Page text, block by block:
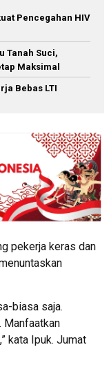
Pencegahan HIV
Tanah Suci,
Maksimal
Bebas LTI
pekerja keras dan
biasa saja.
Manfaatkan
kata Ipuk. Jumat